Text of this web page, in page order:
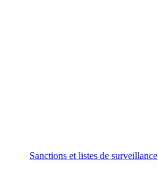
Sanctions et listes de surveillance